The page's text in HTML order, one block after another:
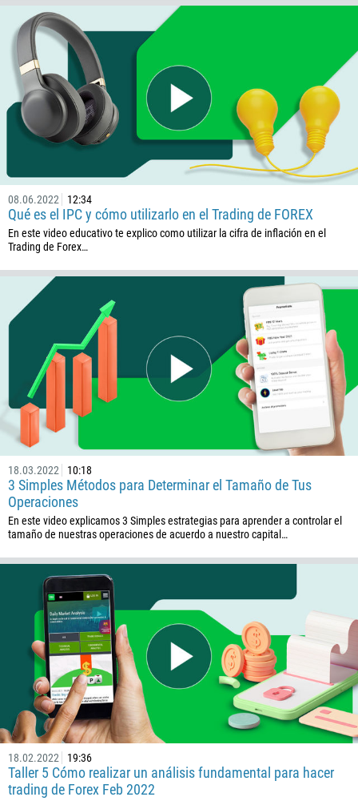
08.06.2022 12:34
Qué es el IPC y cómo utilizarlo en el Trading de FOREX
En este video educativo te explico como utilizar la cifra de inflación en el
Trading de Forex…
18.03.2022 10:18
3 Simples Métodos para Determinar el Tamaño de Tus
Operaciones
En este video explicamos 3 Simples estrategias para aprender a controlar el
tamaño de nuestras operaciones de acuerdo a nuestro capital…
18.02.2022 19:36
Taller 5 Cómo realizar un análisis fundamental para hacer
trading de Forex Feb 2022
672
1268
54
374
297
43
994
1242
973
880
1246
375
32
501
229
975
591
267
246
673
359
226
257
855
237
1
238
1345
PEDIR UNA LLAMADA